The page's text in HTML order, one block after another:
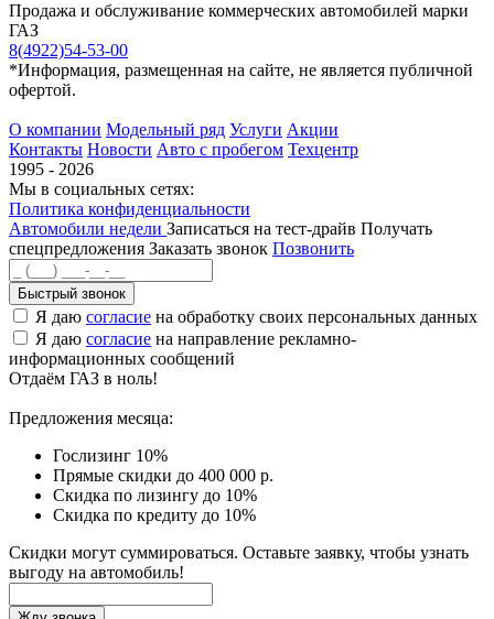
Продажа и обслуживание коммерческих автомобилей марки
ГАЗ
8(4922)54-53-00
*Информация, размещенная на сайте, не является публичной
офертой.
О компании Модельный ряд Услуги Акции
Контакты Новости Авто с пробегом Техцентр
1995 - 2026
Мы в социальных сетях:
Политика конфиденциальности
Автомобили недели Записаться на тест-драйв Получать
спецпредложения Заказать звонок Позвонить
Быстрый звонок
Я даю согласие на обработку своих персональных данных
Я даю согласие на направление рекламно-
информационных сообщений
Отдаём ГАЗ в ноль!
Предложения месяца:
Гослизинг 10%
Прямые скидки до 400 000 р.
Скидка по лизингу до 10%
Скидка по кредиту до 10%
Скидки могут суммироваться. Оставьте заявку, чтобы узнать
выгоду на автомобиль!